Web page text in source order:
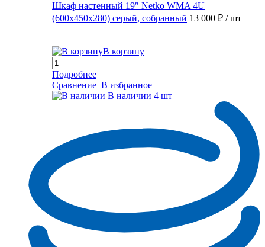
Шкаф настенный 19″ Netko WMA 4U
(600x450x280) серый, собранный 13 000 ₽ / шт
В корзину
Подробнее
Сравнение В избранное
В наличии 4 шт